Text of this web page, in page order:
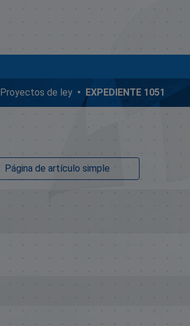
Proyectos de ley EXPEDIENTE 1051
Página de artículo simple